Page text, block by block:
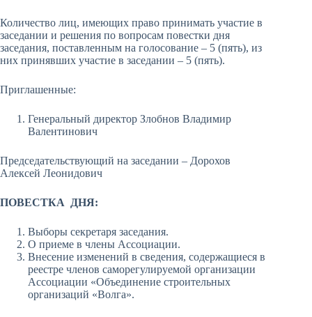
Количество лиц, имеющих право принимать участие в
заседании и решения по вопросам повестки дня
заседания, поставленным на голосование – 5 (пять), из
них принявших участие в заседании – 5 (пять).
Приглашенные:
Генеральный директор Злобнов Владимир
Валентинович
Председательствующий на заседании – Дорохов
Алексей Леонидович
ПОВЕСТКА ДНЯ:
Выборы секретаря заседания.
О приеме в члены Ассоциации.
Внесение изменений в сведения, содержащиеся в
реестре членов саморегулируемой организации
Ассоциации «Объединение строительных
организаций «Волга».